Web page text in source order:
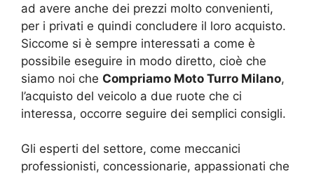
ad avere anche dei prezzi molto convenienti,
per i privati e quindi concludere il loro acquisto.
Siccome si è sempre interessati a come è
possibile eseguire in modo diretto, cioè che
siamo noi che Compriamo Moto Turro Milano,
l’acquisto del veicolo a due ruote che ci
interessa, occorre seguire dei semplici consigli.
Gli esperti del settore, come meccanici
professionisti, concessionarie, appassionati che